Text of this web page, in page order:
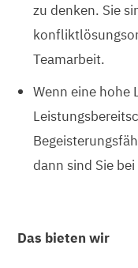
zu denken. Sie
Teamarbeit.
Wenn eine hohe
dann sind Sie
Das bieten wir